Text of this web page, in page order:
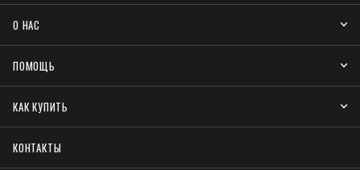
О НАС
ПОМОЩЬ
КАК КУПИТЬ
КОНТАКТЫ